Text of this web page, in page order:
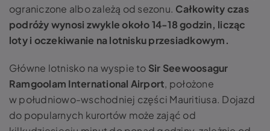
ograniczone albo zależą od sezonu. Całkowity czas
podróży wynosi zwykle około 14-18 godzin, licząc
loty i oczekiwanie na lotnisku przesiadkowym.
Główne lotnisko na wyspie to Sir Seewoosagur
Ramgoolam International Airport, położone
w południowo-wschodniej części Mauritiusa. Dojazd
do popularnych kurortów może zająć od